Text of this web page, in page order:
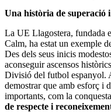
Una història de superació
La UE Llagostera, fundada
Calm, ha estat un exemple
Des dels seus inicis
aconseguir ascensos
Divisió del futbol espanyol.
demostrar que amb esforç i
importants, com la
de respecte i